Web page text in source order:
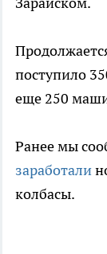
поступило
еще 250
Ранее мы
заработали
колбасы.